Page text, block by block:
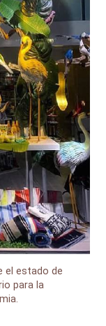
el estado de
para la